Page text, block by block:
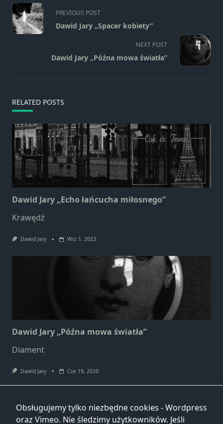
<span
class="nav-
subtitle
PREVIOUS POST
Dawid Jary „Spacer kobiety”
NEXT POST
Dawid Jary „Późna mowa światła”
RELATED POSTS
Dawid Jary „Echo łańcucha miłosnego”
Krawędź
Dawid Jary Wrz 1, 2023
Dawid Jary „Późna mowa światła”
Diament
Dawid Jary Cze 19, 2020
Obsługujemy tylko niezbędne cookies - Wordpress
oraz Vimeo. Nie śledzimy użytkowników. Jeśli
zachowania
odwiedzania naszej
strony, zwiększasz
zobaczenie